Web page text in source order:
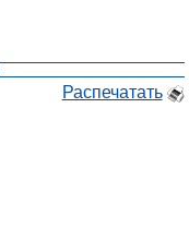
Распечатать